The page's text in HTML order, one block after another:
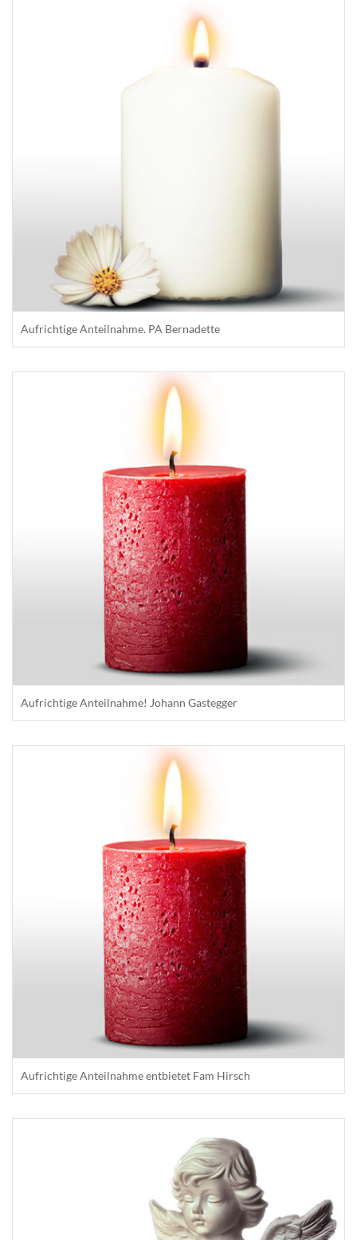
Aufrichtige Anteilnahme. PA Bernadette
Aufrichtige Anteilnahme! Johann Gastegger
Aufrichtige Anteilnahme entbietet Fam Hirsch